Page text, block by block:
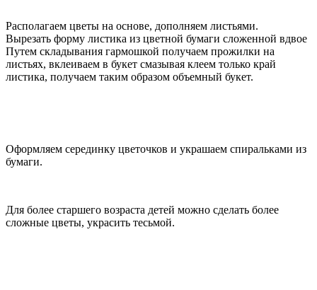
Располагаем цветы на основе, дополняем листьями.
Вырезать форму листика из цветной бумаги сложенной вдвое
Путем складывания гармошкой получаем прожилки на
листьях, вклеиваем в букет смазывая клеем только край
листика, получаем таким образом объемный букет.
Оформляем серединку цветочков и украшаем спиральками из
бумаги.
Для более старшего возраста детей можно сделать более
сложные цветы, украсить тесьмой.